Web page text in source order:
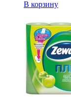
В корзину